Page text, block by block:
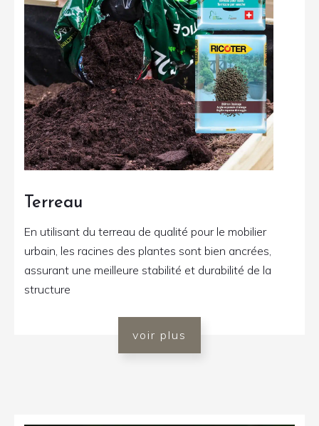
Terreau
En utilisant du terreau de qualité pour le mobilier
urbain, les racines des plantes sont bien ancrées,
assurant une meilleure stabilité et durabilité de la
structure
voir plus